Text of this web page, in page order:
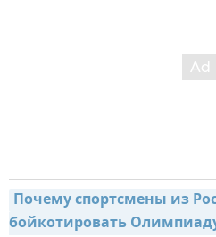
Почему спортсмены из
бойкотировать